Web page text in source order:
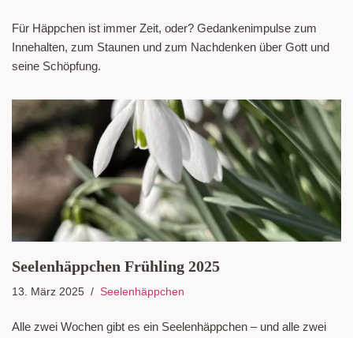
Für Häppchen ist immer Zeit, oder? Gedankenimpulse zum
Innehalten, zum Staunen und zum Nachdenken über Gott und
seine Schöpfung.
Seelenhäppchen Frühling 2025
13. März 2025 Seelenhäppchen
Alle zwei Wochen gibt es ein Seelenhäppchen – und alle zwei